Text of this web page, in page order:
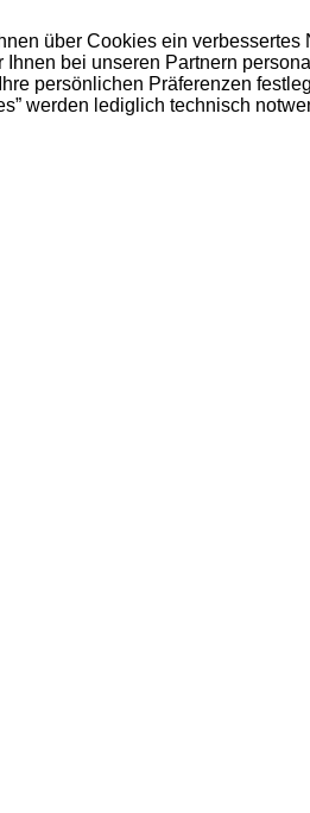
über Cookies ein
bei unseren Partnern
persönlichen Präferenzen
werden lediglich technisch